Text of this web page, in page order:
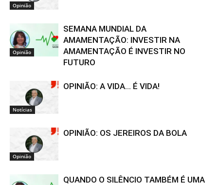
Opinião
Opinião
SEMANA MUNDIAL DA
AMAMENTAÇÃO: INVESTIR NA
AMAMENTAÇÃO É INVESTIR NO
FUTURO
Notícias
OPINIÃO: A VIDA… É VIDA!
Opinião
OPINIÃO: OS JEREIROS DA BOLA
QUANDO O SILÊNCIO TAMBÉM É UMA